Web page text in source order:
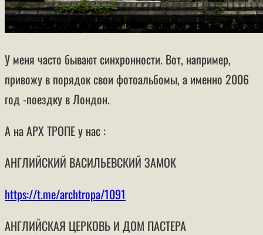
У меня часто бывают синхронности. Вот, например,
привожу в порядок свои фотоальбомы, а именно 2006
год -поездку в Лондон.
А на АРХ ТРОПЕ у нас :
АНГЛИЙСКИЙ ВАСИЛЬЕВСКИЙ ЗАМОК
https://t.me/archtropa/1091
АНГЛИЙСКАЯ ЦЕРКОВЬ И ДОМ ПАСТЕРА